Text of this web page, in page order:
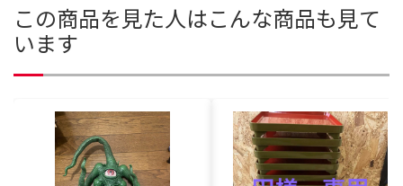
この商品を見た人はこんな商品も見て
います